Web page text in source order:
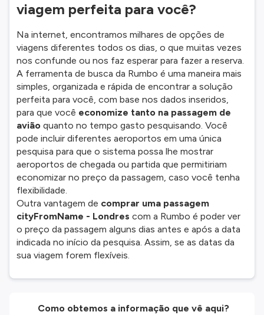
viagem perfeita para você?
Na internet, encontramos milhares de opções de
viagens diferentes todos os dias, o que muitas vezes
nos confunde ou nos faz esperar para fazer a reserva.
A ferramenta de busca da Rumbo é uma maneira mais
simples, organizada e rápida de encontrar a solução
perfeita para você, com base nos dados inseridos,
para que você economize tanto na passagem de
avião quanto no tempo gasto pesquisando. Você
pode incluir diferentes aeroportos em uma única
pesquisa para que o sistema possa lhe mostrar
aeroportos de chegada ou partida que permitiriam
economizar no preço da passagem, caso você tenha
flexibilidade.
Outra vantagem de comprar uma passagem
cityFromName - Londres com a Rumbo é poder ver
o preço da passagem alguns dias antes e após a data
indicada no início da pesquisa. Assim, se as datas da
sua viagem forem flexíveis.
Como obtemos a informação que vê aqui?